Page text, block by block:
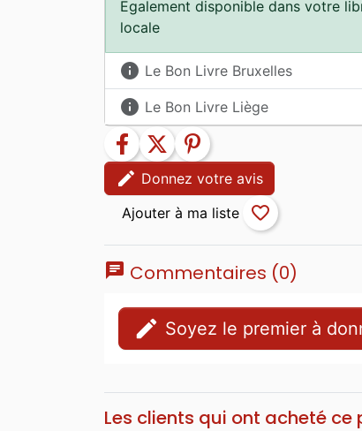
Egalement disponible dans votre
locale
info Le Bon Livre Bruxelles
info Le Bon Livre Liège
facebook twitter
pinterest
edit Donnez votre avis
favorite_border
chat Commentaires (0)
edit Soyez le premier à
Les clients qui ont acheté